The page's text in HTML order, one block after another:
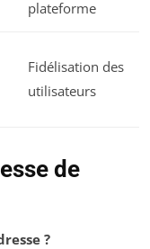
plateforme
Fidélisation des
utilisateurs
de
?